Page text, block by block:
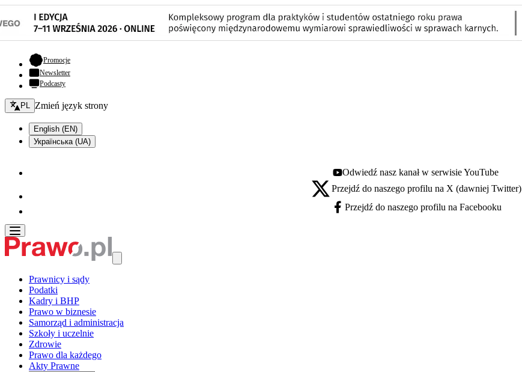
Promocje- otwiera się w nowej karcie
Newsletter
Podcasty
Zmień język - bieżący:
PL Zmień język strony
English (EN)
Українська (UA)
Youtube - otwiera się w nowej karcie
Odwiedź nasz kanał w serwisie YouTube
X - otwiera się w nowej karcie
Przejdź do naszego profilu na X (dawniej Twitter)
Facebook - otwiera się w nowej karcie
Przejdź do naszego profilu na Facebooku
Prawnicy i sądy
Podatki
Kadry i BHP
Prawo w biznesie
Samorząd i administracja
Szkoły i uczelnie
Zdrowie
Prawo dla każdego
Akty Prawne